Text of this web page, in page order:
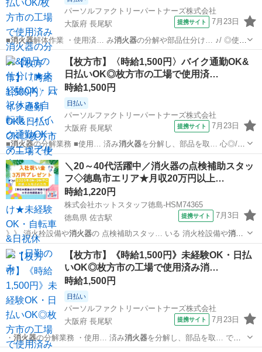
パーソルファクトリーパートナーズ株式会社
大阪府 長尾駅
提携サイト 7月23日
■消火器解体作業 ・使用済… み消火器の分解や部品仕分け… ♪/ ◎使用
済みの消火器を分解し、部品を仕…
大阪 長尾駅 仕分け
【枚方市】〈時給1,500円〉バイク通勤OK&
日払いOK◎枚方市の工場で使用済…
時給1,500円
日払い
パーソルファクトリーパートナーズ株式会社
大阪府 長尾駅
提携サイト 7月23日
■消火器の分解業務 ■使用… 済み消火器を分解し、部品を取… 心◎/ ■
使用済み消火器の分解・部品ごとの…
大阪 枚方市 仕分け
＼20～40代活躍中／消火器の点検補助スタッ
フ◇徳島市エリア★月収20万円以上…
時給1,220円
株式会社ホットスタッフ徳島-HSM74365
徳島県 佐古駅
提携サイト 7月3日
》》 消火栓設備や消火器の 点検補助スタッ… いる 消火栓設備や消火
器の点検に同行し 点…
徳島 佐古駅 その他
【枚方市】《時給1,500円》未経験OK・日払
いOK◎枚方市の工場で使用済み消…
時給1,500円
日払い
パーソルファクトリーパートナーズ株式会社
大阪府 長尾駅
提携サイト 7月23日
・ 消火器の分解業務 ・使用… 済み消火器を分解し、部品を取… です!
・使用済み消火器の分解・部品ごとの…